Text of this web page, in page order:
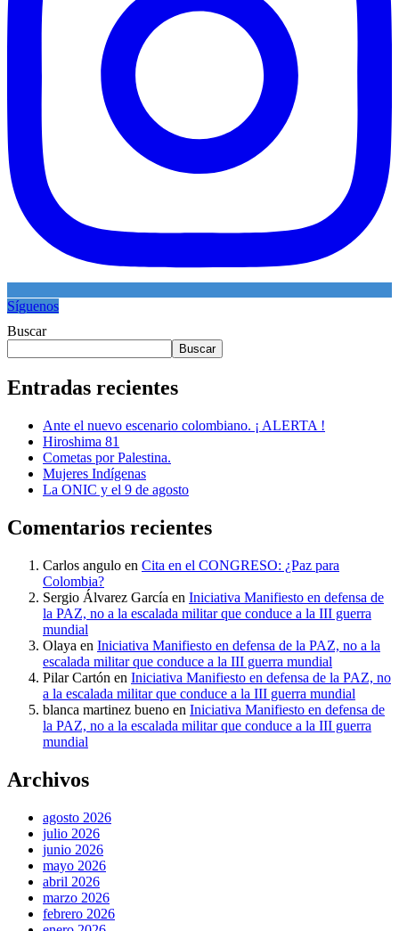
Síguenos
Buscar
Buscar
Entradas recientes
Ante el nuevo escenario colombiano. ¡ ALERTA !
Hiroshima 81
Cometas por Palestina.
Mujeres Indígenas
La ONIC y el 9 de agosto
Comentarios recientes
Carlos angulo en Cita en el CONGRESO: ¿Paz para
Colombia?
Sergio Álvarez García en Iniciativa Manifiesto en defensa de
la PAZ, no a la escalada militar que conduce a la III guerra
mundial
Olaya en Iniciativa Manifiesto en defensa de la PAZ, no a la
escalada militar que conduce a la III guerra mundial
Pilar Cartón en Iniciativa Manifiesto en defensa de la PAZ, no
a la escalada militar que conduce a la III guerra mundial
blanca martinez bueno en Iniciativa Manifiesto en defensa de
la PAZ, no a la escalada militar que conduce a la III guerra
mundial
Archivos
agosto 2026
julio 2026
junio 2026
mayo 2026
abril 2026
marzo 2026
febrero 2026